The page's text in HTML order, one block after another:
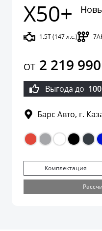
X50+
1.5Т (147 л.с.)
ОТ 2 219 990
Выгода до
Барс Авто, г.
Комплектация